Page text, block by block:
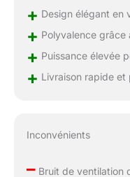
+ Design élégant en
+ Polyvalence grâce
+ Puissance élevée
+ Livraison rapide et
Inconvénients
–Bruit de ventilation